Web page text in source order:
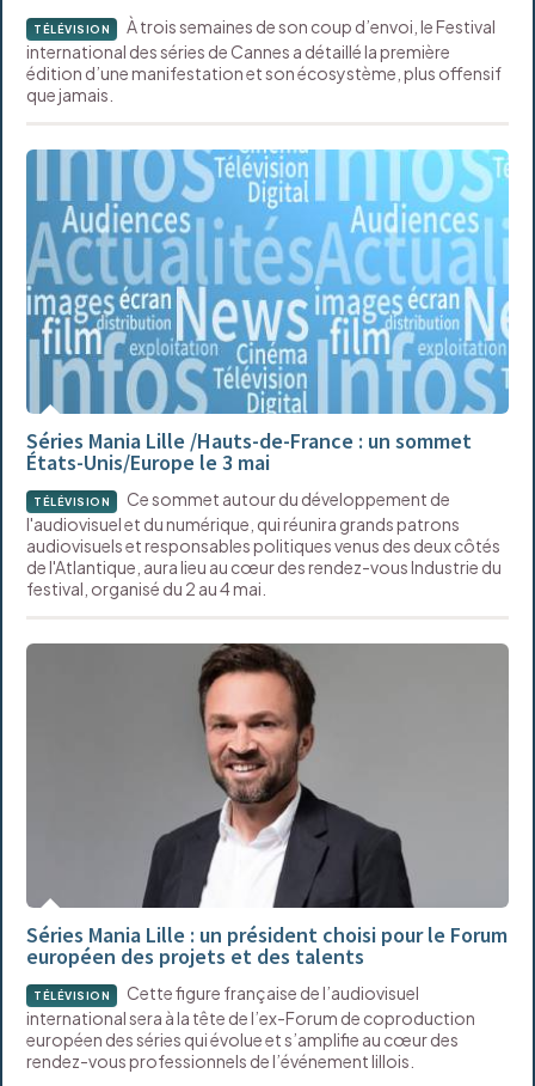
TÉLÉVISION
À trois semaines de son coup d’envoi, le Festival
international des séries de Cannes a détaillé la première
édition d’une manifestation et son écosystème, plus offensif
que jamais.
Séries Mania Lille /Hauts-de-France : un sommet
États-Unis/Europe le 3 mai
TÉLÉVISION
Ce sommet autour du développement de
l'audiovisuel et du numérique, qui réunira grands patrons
audiovisuels et responsables politiques venus des deux côtés
de l'Atlantique, aura lieu au cœur des rendez-vous Industrie du
festival, organisé du 2 au 4 mai.
Séries Mania Lille : un président choisi pour le Forum
européen des projets et des talents
TÉLÉVISION
Cette figure française de l’audiovisuel
international sera à la tête de l’ex-Forum de coproduction
européen des séries qui évolue et s’amplifie au cœur des
rendez-vous professionnels de l’événement lillois.